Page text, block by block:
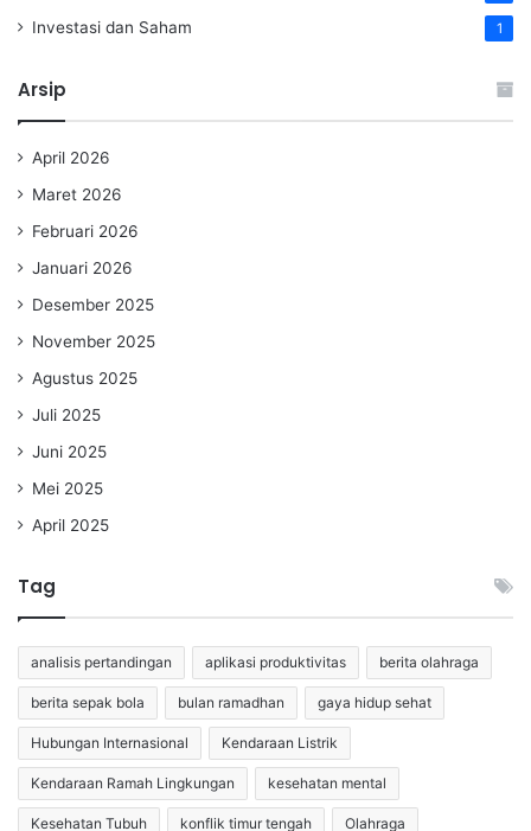
Investasi dan Saham 1
Arsip
April 2026
Maret 2026
Februari 2026
Januari 2026
Desember 2025
November 2025
Agustus 2025
Juli 2025
Juni 2025
Mei 2025
April 2025
Tag
analisis pertandingan aplikasi produktivitas berita olahraga
berita sepak bola bulan ramadhan gaya hidup sehat
Hubungan Internasional Kendaraan Listrik
Kendaraan Ramah Lingkungan kesehatan mental
Kesehatan Tubuh konflik timur tengah Olahraga